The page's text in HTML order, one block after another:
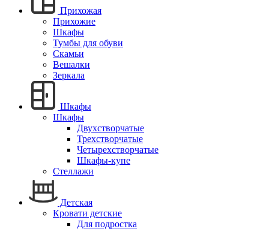
Прихожая
Прихожие
Шкафы
Тумбы для обуви
Скамьи
Вешалки
Зеркала
Шкафы
Шкафы
Двухстворчатые
Трехстворчатые
Четырехстворчатые
Шкафы-купе
Стеллажи
Детская
Кровати детские
Для подростка